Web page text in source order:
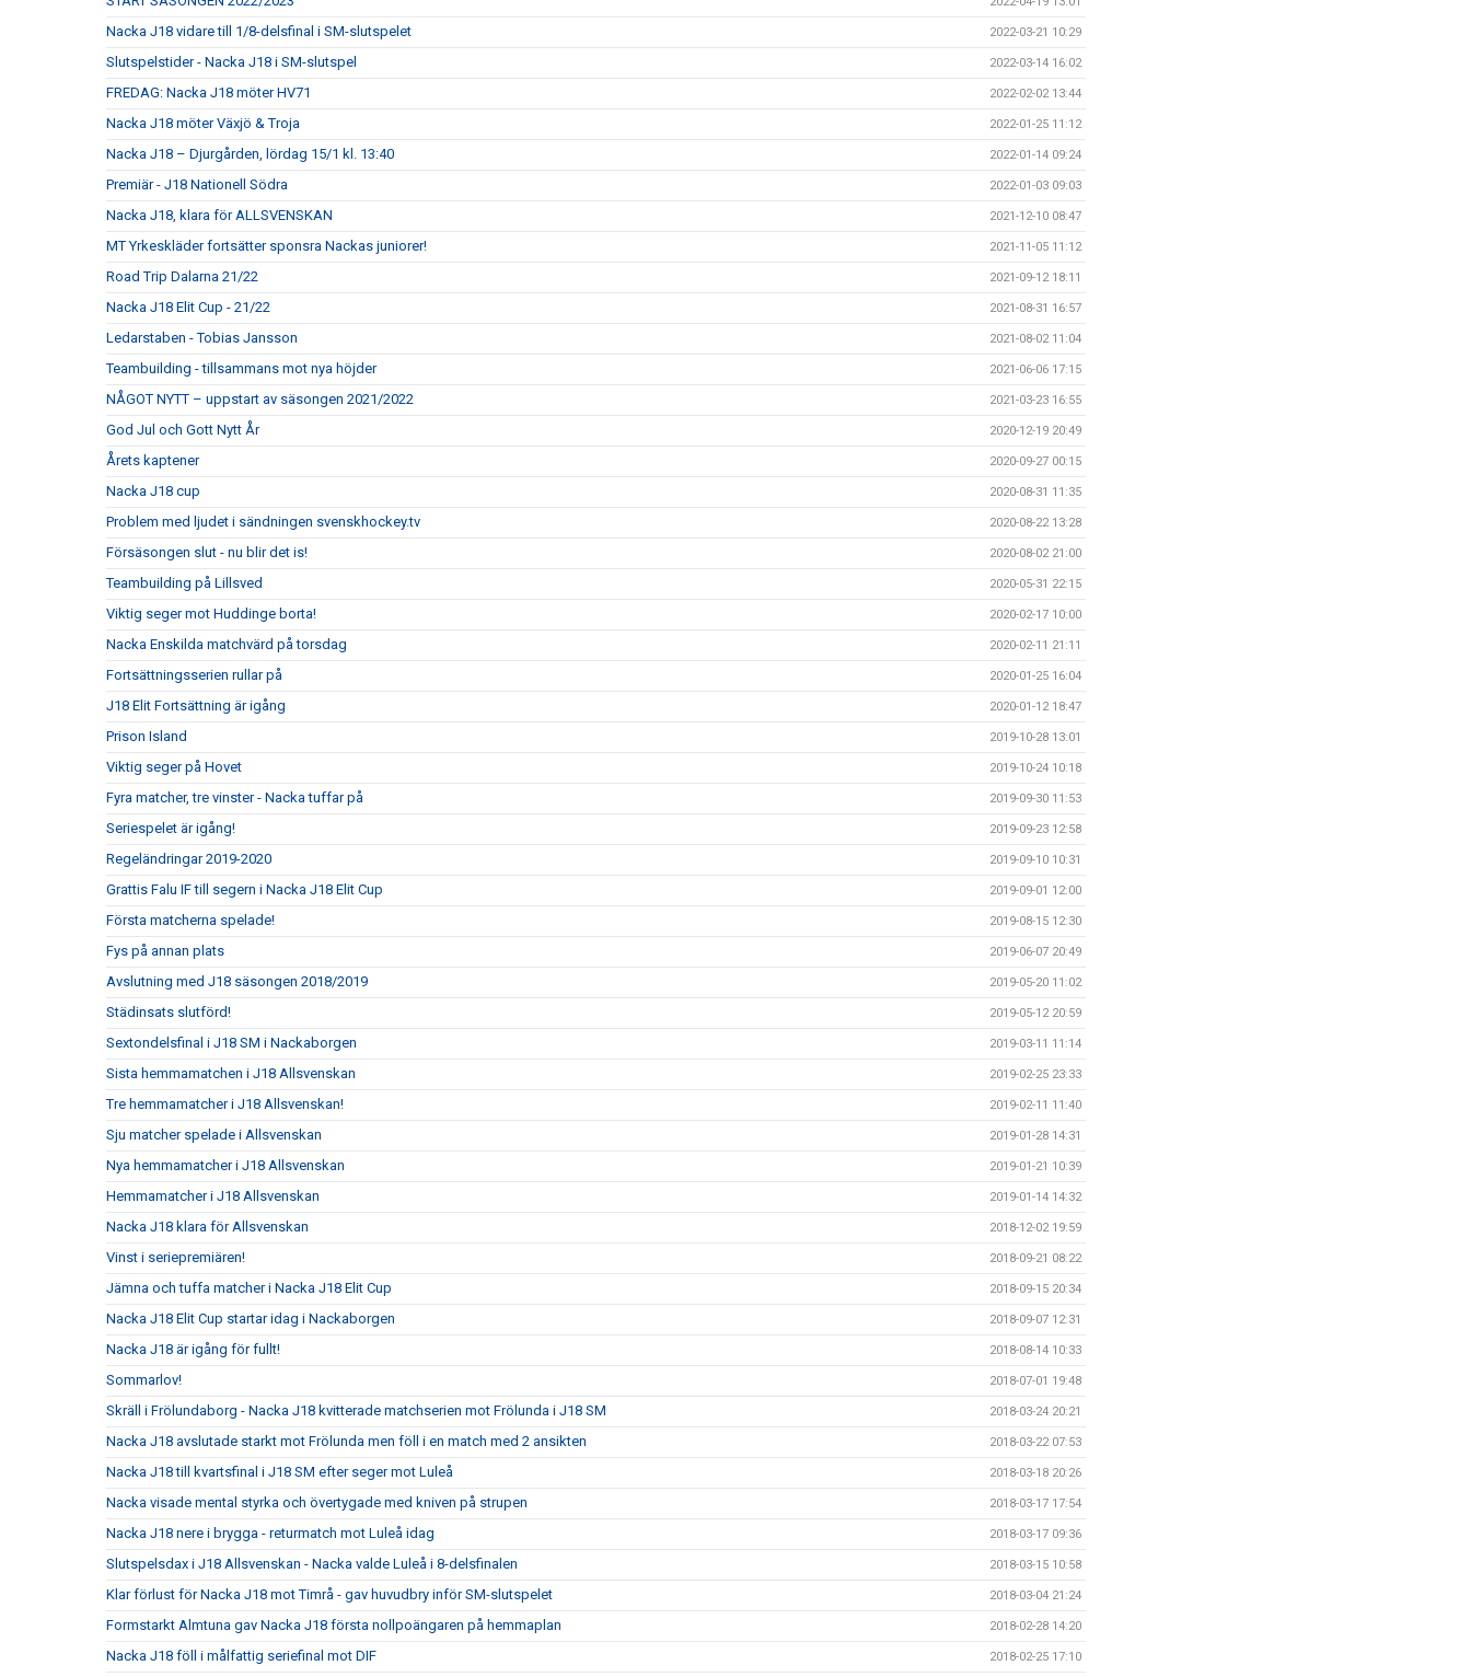
Nacka J18 vidare till 1/8-delsfinal i SM-slutspelet 2022-03-21 10:29
Slutspelstider - Nacka J18 i SM-slutspel 2022-03-14 16:02
FREDAG: Nacka J18 möter HV71 2022-02-02 13:44
Nacka J18 möter Växjö & Troja 2022-01-25 11:12
Nacka J18 – Djurgården, lördag 15/1 kl. 13:40 2022-01-14 09:24
Premiär - J18 Nationell Södra 2022-01-03 09:03
Nacka J18, klara för ALLSVENSKAN 2021-12-10 08:47
MT Yrkeskläder fortsätter sponsra Nackas juniorer! 2021-11-05 11:12
Road Trip Dalarna 21/22 2021-09-12 18:11
Nacka J18 Elit Cup - 21/22 2021-08-31 16:57
Ledarstaben - Tobias Jansson 2021-08-02 11:04
Teambuilding - tillsammans mot nya höjder 2021-06-06 17:15
NÅGOT NYTT – uppstart av säsongen 2021/2022 2021-03-23 16:55
God Jul och Gott Nytt År 2020-12-19 20:49
Årets kaptener 2020-09-27 00:15
Nacka J18 cup 2020-08-31 11:35
Problem med ljudet i sändningen svenskhockey.tv 2020-08-22 13:28
Försäsongen slut - nu blir det is! 2020-08-02 21:00
Teambuilding på Lillsved 2020-05-31 22:15
Viktig seger mot Huddinge borta! 2020-02-17 10:00
Nacka Enskilda matchvärd på torsdag 2020-02-11 21:11
Fortsättningsserien rullar på 2020-01-25 16:04
J18 Elit Fortsättning är igång 2020-01-12 18:47
Prison Island 2019-10-28 13:01
Viktig seger på Hovet 2019-10-24 10:18
Fyra matcher, tre vinster - Nacka tuffar på 2019-09-30 11:53
Seriespelet är igång! 2019-09-23 12:58
Regeländringar 2019-2020 2019-09-10 10:31
Grattis Falu IF till segern i Nacka J18 Elit Cup 2019-09-01 12:00
Första matcherna spelade! 2019-08-15 12:30
Fys på annan plats 2019-06-07 20:49
Avslutning med J18 säsongen 2018/2019 2019-05-20 11:02
Städinsats slutförd! 2019-05-12 20:59
Sextondelsfinal i J18 SM i Nackaborgen 2019-03-11 11:14
Sista hemmamatchen i J18 Allsvenskan 2019-02-25 23:33
Tre hemmamatcher i J18 Allsvenskan! 2019-02-11 11:40
Sju matcher spelade i Allsvenskan 2019-01-28 14:31
Nya hemmamatcher i J18 Allsvenskan 2019-01-21 10:39
Hemmamatcher i J18 Allsvenskan 2019-01-14 14:32
Nacka J18 klara för Allsvenskan 2018-12-02 19:59
Vinst i seriepremiären! 2018-09-21 08:22
Jämna och tuffa matcher i Nacka J18 Elit Cup 2018-09-15 20:34
Nacka J18 Elit Cup startar idag i Nackaborgen 2018-09-07 12:31
Nacka J18 är igång för fullt! 2018-08-14 10:33
Sommarlov! 2018-07-01 19:48
Skräll i Frölundaborg - Nacka J18 kvitterade matchserien mot Frölunda i J18 SM 2018-03-24 20:21
Nacka J18 avslutade starkt mot Frölunda men föll i en match med 2 ansikten 2018-03-22 07:53
Nacka J18 till kvartsfinal i J18 SM efter seger mot Luleå 2018-03-18 20:26
Nacka visade mental styrka och övertygade med kniven på strupen 2018-03-17 17:54
Nacka J18 nere i brygga - returmatch mot Luleå idag 2018-03-17 09:36
Slutspelsdax i J18 Allsvenskan - Nacka valde Luleå i 8-delsfinalen 2018-03-15 10:58
Klar förlust för Nacka J18 mot Timrå - gav huvudbry inför SM-slutspelet 2018-03-04 21:24
Formstarkt Almtuna gav Nacka J18 första nollpoängaren på hemmaplan 2018-02-28 14:20
Nacka J18 föll i målfattig seriefinal mot DIF 2018-02-25 17:10